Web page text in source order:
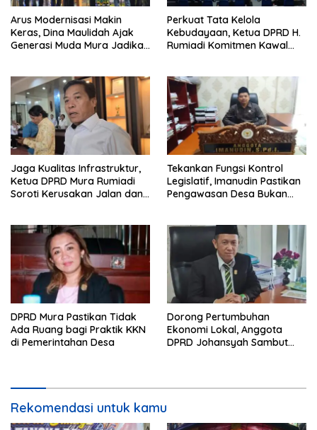
Arus Modernisasi Makin
Keras, Dina Maulidah Ajak
Generasi Muda Mura Jadikan
Perkuat Tata Kelola
Kebudayaan, Ketua DPRD H.
Rumiadi Komitmen Kawal
Jaga Kualitas Infrastruktur,
Ketua DPRD Mura Rumiadi
Soroti Kerusakan Jalan dan
Tekankan Fungsi Kontrol
Legislatif, Imanudin Pastikan
Pengawasan Desa Bukan
DPRD Mura Pastikan Tidak
Ada Ruang bagi Praktik KKN
di Pemerintahan Desa
Dorong Pertumbuhan
Ekonomi Lokal, Anggota
DPRD Johansyah Sambut
Rekomendasi untuk kamu